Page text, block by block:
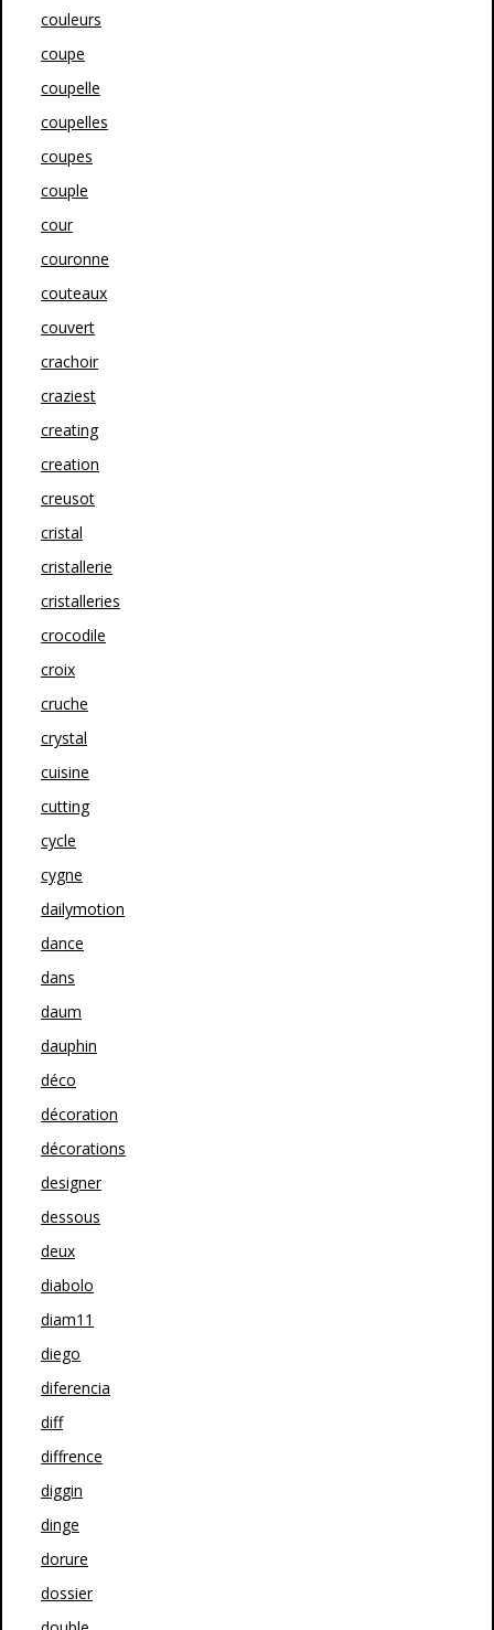
couleurs
coupe
coupelle
coupelles
coupes
couple
cour
couronne
couteaux
couvert
crachoir
craziest
creating
creation
creusot
cristal
cristallerie
cristalleries
crocodile
croix
cruche
crystal
cuisine
cutting
cycle
cygne
dailymotion
dance
dans
daum
dauphin
déco
décoration
décorations
designer
dessous
deux
diabolo
diam11
diego
diferencia
diff
diffrence
diggin
dinge
dorure
dossier